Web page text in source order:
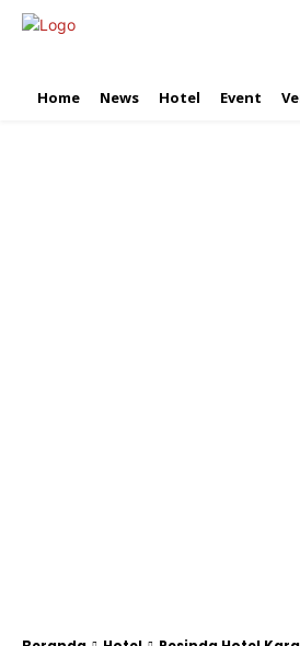
Home News Hotel Event